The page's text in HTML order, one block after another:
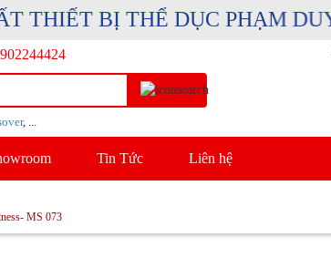
BỊ THỂ DỤC PHẠM DUY
, ...
Tin Tức Liên hệ
MS 073